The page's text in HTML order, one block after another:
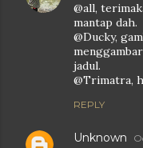
@all,
mantap dah.
@Ducky,
jadul.
@Trimatra,
REPLY
Unknown